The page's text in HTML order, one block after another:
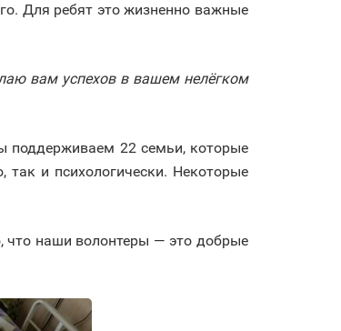
Для ребят это жизненно важные
вам успехов в вашем нелёгком
поддерживаем 22 семьи, которые
и психологически. Некоторые
что наши волонтеры — это добрые